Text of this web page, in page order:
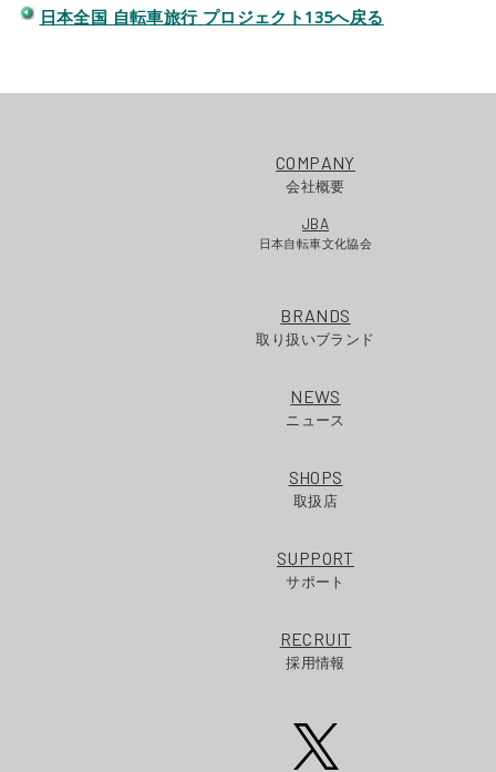
日本全国 自転車旅行 プロジェクト135へ戻る
COMPANY
会社概要
JBA
日本自転車文化協会
BRANDS
取り扱いブランド
NEWS
ニュース
SHOPS
取扱店
SUPPORT
サポート
RECRUIT
採用情報